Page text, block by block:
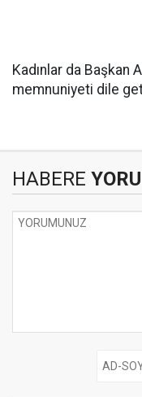
Kadınlar da Başkan
memnuniyeti dile
HABERE